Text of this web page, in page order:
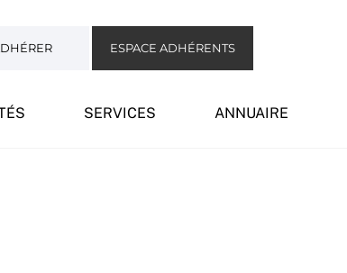
ESPACE ADHÉRENTS
SERVICES ANNUAIRE